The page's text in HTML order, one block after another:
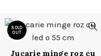
SOLD
OUT
Jucarie minge roz cu